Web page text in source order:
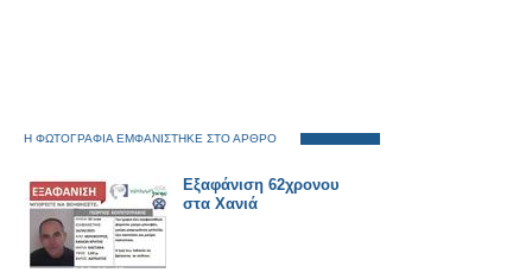
Η ΦΩΤΟΓΡΑΦΙΑ ΕΜΦΑΝΙΣΤΗΚΕ ΣΤΟ ΑΡΘΡΟ
Εξαφάνιση 62χρονου
στα Χανιά